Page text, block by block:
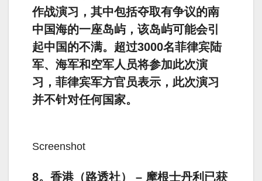
作战演习，其中包括夺取有争议的南
中国海的一座岛屿，该岛屿可能会引
起中国的不满。超过3000名菲律宾陆
军、海军和空军人员将参加此次演
习，菲律宾军方官员表示，此次演习
并不针对任何国家。
Screenshot
8。香港（路透社） – 摩根士丹利已获